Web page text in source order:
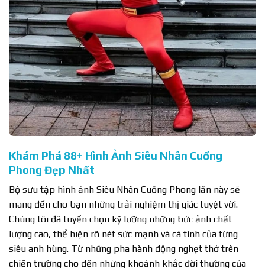
Khám Phá 88+ Hình Ảnh Siêu Nhân Cuồng
Phong Đẹp Nhất
Bộ sưu tập hình ảnh Siêu Nhân Cuồng Phong lần này sẽ
mang đến cho bạn những trải nghiệm thị giác tuyệt vời.
Chúng tôi đã tuyển chọn kỹ lưỡng những bức ảnh chất
lượng cao, thể hiện rõ nét sức mạnh và cá tính của từng
siêu anh hùng. Từ những pha hành động nghẹt thở trên
chiến trường cho đến những khoảnh khắc đời thường của